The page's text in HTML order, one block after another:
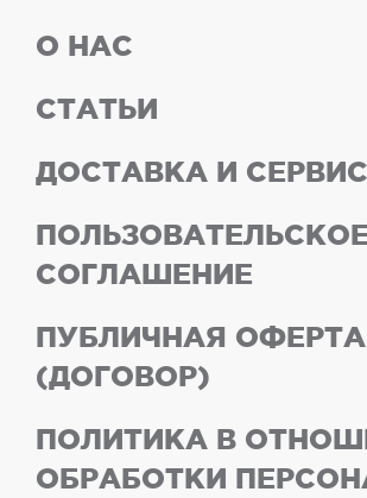
О НАС
СТАТЬИ
ДОСТАВКА И СЕРВИС
ПОЛЬЗОВАТЕЛЬСКОЕ
СОГЛАШЕНИЕ
ПУБЛИЧНАЯ ОФЕРТА
(ДОГОВОР)
ПОЛИТИКА В
ОБРАБОТКИ